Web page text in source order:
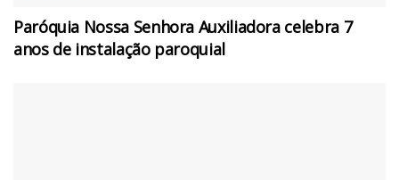
Paróquia Nossa Senhora Auxiliadora celebra 7
anos de instalação paroquial